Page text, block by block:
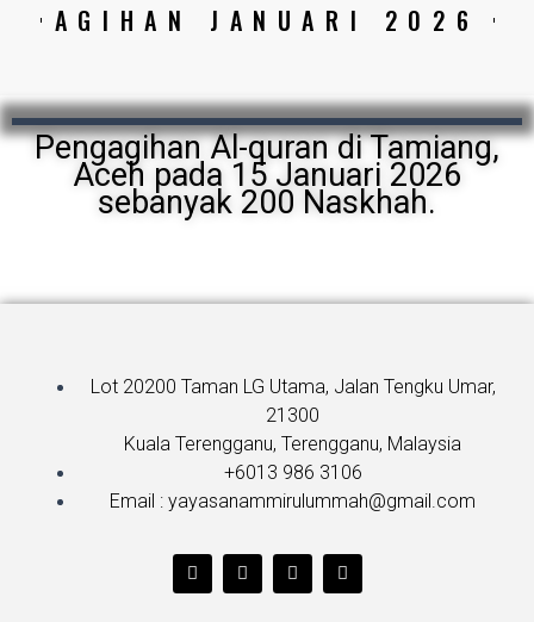
AGIHAN JANUARI 2026
Pengagihan Al-quran di Tamiang,
Aceh pada 15 Januari 2026
sebanyak 200 Naskhah.
Lot 20200 Taman LG Utama, Jalan Tengku Umar,
21300
Kuala Terengganu, Terengganu, Malaysia
+6013 986 3106
Email : yayasanammirulummah@gmail.com
T
w
i
F
a
c
Y
o
u
I
n
s